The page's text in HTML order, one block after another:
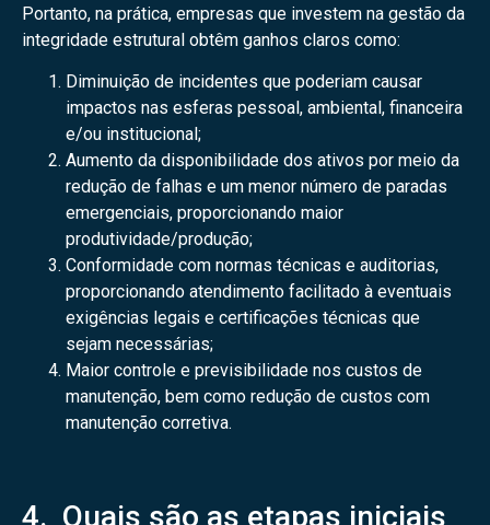
Portanto, na prática, empresas que investem na gestão da
integridade estrutural obtêm ganhos claros como:
Diminuição de incidentes que poderiam causar
impactos nas esferas pessoal, ambiental, financeira
e/ou institucional;
Aumento da disponibilidade dos ativos por meio da
redução de falhas e um menor número de paradas
emergenciais, proporcionando maior
produtividade/produção;
Conformidade com normas técnicas e auditorias,
proporcionando atendimento facilitado à eventuais
exigências legais e certificações técnicas que
sejam necessárias;
Maior controle e previsibilidade nos custos de
manutenção, bem como redução de custos com
manutenção corretiva.
4. Quais são as etapas iniciais